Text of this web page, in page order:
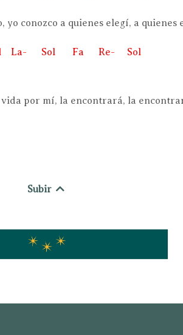
yo conozco a quienes elegí, a quienes
Sol Fa Re- Sol
vida por mí, la encontrará, la
Subir